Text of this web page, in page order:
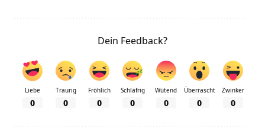
Dein Feedback?
Liebe
0
Traurig
0
Fröhlich
0
Schläfrig
0
Wütend
0
Überrascht
0
Zwinker
0